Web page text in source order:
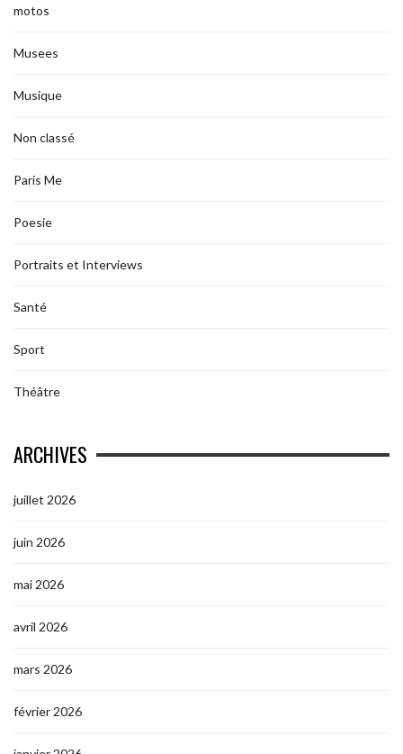
motos
Musees
Musique
Non classé
Paris Me
Poesie
Portraits et Interviews
Santé
Sport
Théâtre
ARCHIVES
juillet 2026
juin 2026
mai 2026
avril 2026
mars 2026
février 2026